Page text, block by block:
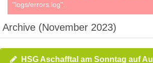
"logs/errors.log".
Archive (November 2023)
HSG Aschafftal am Sonntag auf